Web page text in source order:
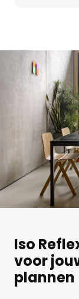
Iso
voor
plannen